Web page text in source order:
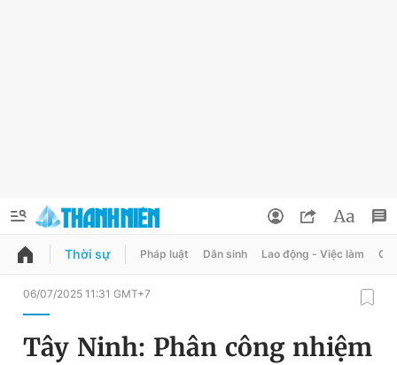
QUẢNG CÁO
Đổi mật khẩu
Thời sự Pháp luật Dân sinh Lao động - Việc làm
06/07/2025 11:31 GMT+7
Tây Ninh: Phân công nhiệm